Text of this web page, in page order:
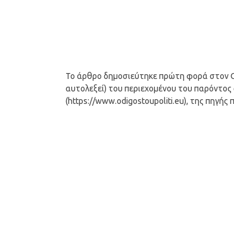
Το άρθρο δημοσιεύτηκε πρώτη φορά στον
αυτολεξεί) του περιεχομένου του
(https://www.odigostoupoliti.eu), της πηγής